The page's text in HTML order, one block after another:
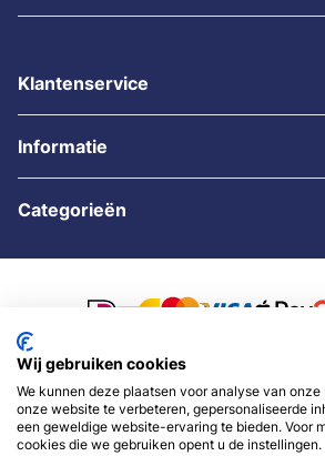
Klantenservice
Informatie
Categorieën
© 2007 - 2026 -
Wij gebruiken cookies
We kunnen deze plaatsen voor analyse van
onze website te verbeteren, gepersonaliseerde
een geweldige website-ervaring te bieden. Voor
cookies die we gebruiken opent u de instellingen.